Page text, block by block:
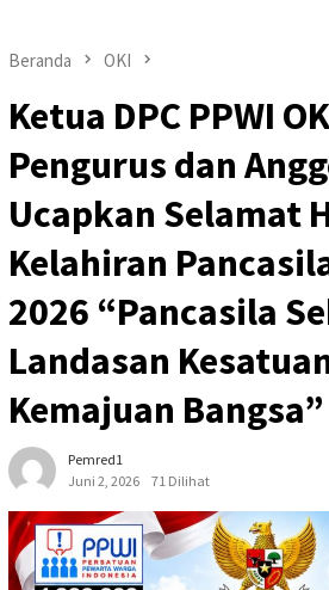
Beranda OKI
Ketua DPC PPWI
Pengurus dan
Ucapkan Selamat
Kelahiran
2026 “Pancasila
Landasan
Kemajuan Bangsa”
Pemred1
Juni 2, 2026
71 Dilihat